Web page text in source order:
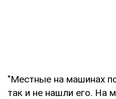
"Местные на машинах
так и не нашли его. На